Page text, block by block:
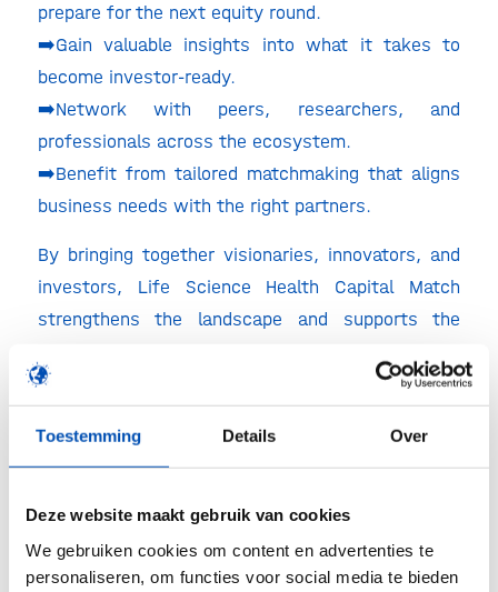
Toestemming Details Over
Deze website maakt gebruik van cookies
We gebruiken cookies om content en advertenties te
personaliseren, om functies voor social media te bieden
prepare for the next equity round.
➡️Gain valuable insights into what it takes to
become investor-ready.
➡️Network with peers, researchers, and
professionals across the ecosystem.
➡️Benefit from tailored matchmaking that aligns
business needs with the right partners.
By bringing together visionaries, innovators, and
investors, Life Science Health Capital Match
strengthens the landscape and supports the
across the Amsterdam Metropolitan Area and
Join Kadans at Plus Ultra Amsterdam and take the
innovation! 🧬 Connect withLinze Rijswijk
Gerty Hollathrough LinkedIn to secure your spot!